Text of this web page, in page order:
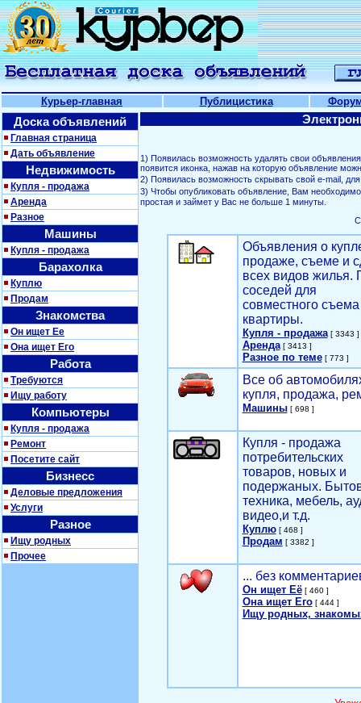
Курьер-главная Публицистика
Доска объявлений
Главная страница
Дать объявление
Недвижимость
Купля - продажа
Аренда
Разное
Машины
Купля - продажа
Барахолка
Куплю
Продам
Знакомства
Он ищет Ее
Она ищет Его
Работа
Требуются
Ищу работу
Компьютеры
Купля - продажа
Ремонт
Посетите сайт
Бизнесс
Деловые предложения
Услуги
Разное
Ищу родных
Прочее
1) Появилась возможность удалять свои
появится иконка, нажав на которую объявление
2) Появилась возможность скрывать свой е-mail,
3) Чтобы опубликовать объявление, Вам
простая и займет у Вас не больше 1 минуты.
Объявления о
продаже, съеме и
всех видов жилья.
соседей для
совместного съема
квартиры.
Купля - продажа[ 3343 ]
Аренда[ 3413 ]
Разное по теме[ 773 ]
Все об
купля, продажа,
Машины[ 698 ]
Купля - продажа
потребительских
товаров, новых и
подержаных.
техника, мебель,
видео,и т.д.
Куплю[ 468 ]
Продам [ 3382 ]
... без
Он ищет Её[ 460 ]
Она ищет Его[ 444 ]
Ищу родных,